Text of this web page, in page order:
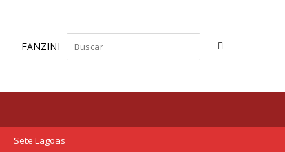
FANZINI
Sete Lagoas